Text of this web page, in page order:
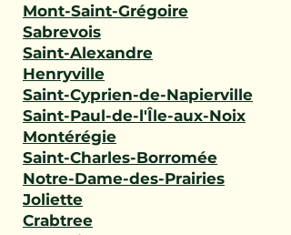
Mont-Saint-Grégoire
Sabrevois
Saint-Alexandre
Henryville
Saint-Cyprien-de-Napierville
Saint-Paul-de-l'Île-aux-Noix
Montérégie
Saint-Charles-Borromée
Notre-Dame-des-Prairies
Joliette
Crabtree